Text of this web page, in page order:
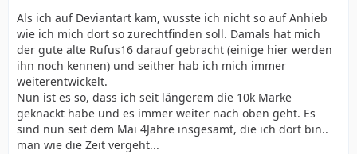
Als ich auf Deviantart kam, wusste ich nicht so auf Anhieb
wie ich mich dort so zurechtfinden soll. Damals hat mich
der gute alte Rufus16 darauf gebracht (einige hier werden
ihn noch kennen) und seither hab ich mich immer
weiterentwickelt.
Nun ist es so, dass ich seit längerem die 10k Marke
geknackt habe und es immer weiter nach oben geht. Es
sind nun seit dem Mai 4Jahre insgesamt, die ich dort bin..
man wie die Zeit vergeht...